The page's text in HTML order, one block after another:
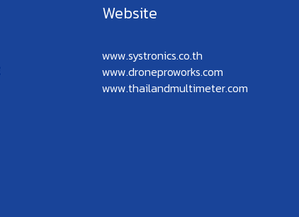
Website
www.systronics.co.th
www.droneproworks.com
www.thailandmultimeter.com